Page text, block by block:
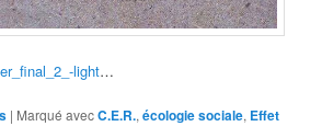
light…
| Marqué avecC.E.R.,écologie sociale, Effet